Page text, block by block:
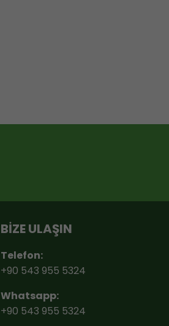
BİZE ULAŞIN
Telefon:
+90 543 955 5324
Whatsapp:
+90 543 955 5324